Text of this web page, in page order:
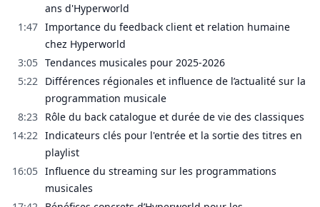
ans d'Hyperworld
1:47 Importance du feedback client et relation humaine
chez Hyperworld
3:05 Tendances musicales pour 2025-2026
5:22
Différences régionales et influence de l’actualité sur la
programmation musicale
8:23 Rôle du back catalogue et durée de vie des classiques
14:22 Indicateurs clés pour l'entrée et la sortie des titres en
playlist
16:05 Influence du streaming sur les programmations
musicales